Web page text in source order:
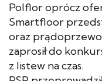
Polflor oprócz
Smartfloor
oraz
zaprosił do
z listew na czas.